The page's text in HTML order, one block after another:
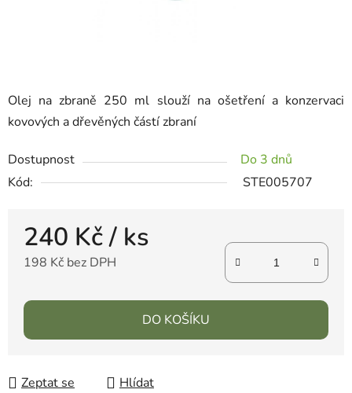
Olej na zbraně 250 ml slouží na ošetření a konzervaci
kovových a dřevěných částí zbraní
Dostupnost
Do 3 dnů
Kód:
STE005707
240 Kč/ ks
198 Kč bez DPH
DO KOŠÍKU
Zeptat se Hlídat